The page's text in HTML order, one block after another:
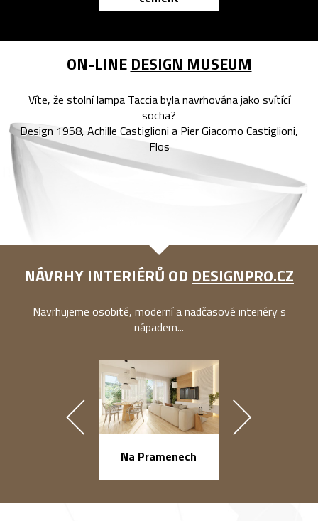
ON-LINE DESIGN MUSEUM
Víte, že stolní lampa Taccia byla navrhována jako svítící
socha?
Design 1958, Achille Castiglioni a Pier Giacomo Castiglioni,
Flos
NÁVRHY INTERIÉRŮ OD DESIGNPRO.CZ
Navrhujeme osobité, moderní a nadčasové interiéry s
nápadem...
Na Pramenech